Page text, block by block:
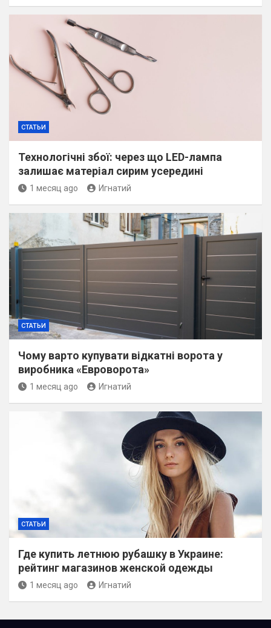
СТАТЬИ
Технологічні збої: через що LED-лампа
залишає матеріал сирим усередині
1 месяц ago Игнатий
СТАТЬИ
Чому варто купувати відкатні ворота у
виробника «Евроворота»
1 месяц ago Игнатий
СТАТЬИ
Где купить летнюю рубашку в Украине:
рейтинг магазинов женской одежды
1 месяц ago Игнатий